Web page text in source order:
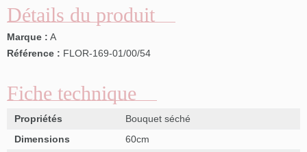
Détails du produit
Marque : A
Référence : FLOR-169-01/00/54
Fiche technique
Propriétés
Bouquet séché
Dimensions
60cm